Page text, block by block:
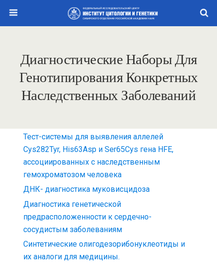
Диагностические Наборы Для
Генотипирования Конкретных
Наследственных Заболеваний
Тест-системы для выявления аллелей
Cys282Tyr, His63Asp и Ser65Cys гена HFE,
ассоциированных с наследственным
гемохроматозом человека
ДНК- диагностика муковисцидоза
Диагностика генетической
предрасположенности к сердечно-
сосудистым заболеваниям
Синтетические олигодезорибонуклеотиды и
их аналоги для медицины.